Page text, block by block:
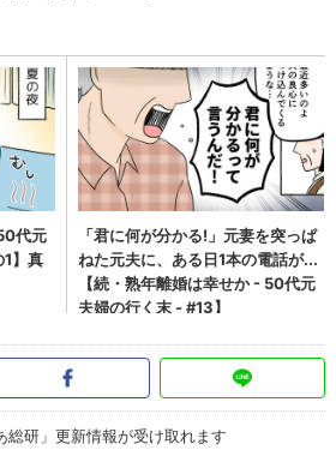
総研」更新情報が受け取れます